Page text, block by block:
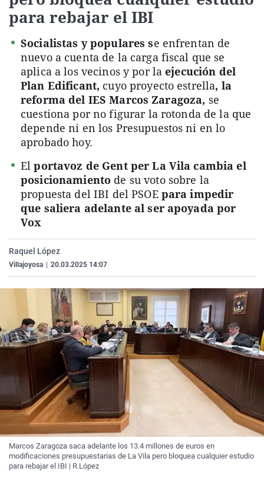
Como el perro y el
Equipo de
Operación Viuda
La Rioja
Navarra
País Vasco
Elecciones
para rebajar el IBI
Socialistas y populares se enfrentan de
nuevo a cuenta de la carga fiscal que se
aplica a los vecinos y por la ejecución del
Plan Edificant, cuyo proyecto estrella, la
reforma del IES Marcos Zaragoza, se
cuestiona por no figurar la rotonda de la que
depende ni en los Presupuestos ni en lo
aprobado hoy.
Elportavoz de Gent per La Vila cambia el
posicionamiento de su voto sobre la
propuesta del IBI del PSOE para impedir
que saliera adelante al ser apoyada por
Vox
Raquel López
Villajoyosa 20.03.2025 14:07
Marcos Zaragoza saca adelante los 13.4 millones de euros en
modificaciones presupuestarias de La Vila pero bloquea cualquier estudio
para rebajar el IBI | R.López